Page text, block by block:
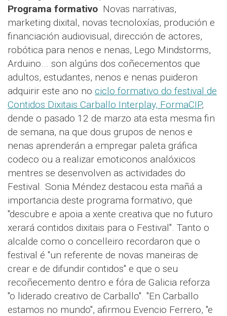
Programa formativo Novas narrativas,
marketing dixital, novas tecnoloxías, produción e
financiación audiovisual, dirección de actores,
robótica para nenos e nenas, Lego Mindstorms,
Arduino... son algúns dos coñecementos que
adultos, estudantes, nenos e nenas puideron
adquirir este ano no ciclo formativo do festival de
Contidos Dixitais Carballo Interplay, FormaCIP,
dende o pasado 12 de marzo ata esta mesma fin
de semana, na que dous grupos de nenos e
nenas aprenderán a empregar paleta gráfica
codeco ou a realizar emoticonos analóxicos
mentres se desenvolven as actividades do
Festival. Sonia Méndez destacou esta mañá a
importancia deste programa formativo, que
"descubre e apoia a xente creativa que no futuro
xerará contidos dixitais para o Festival". Tanto o
alcalde como o concelleiro recordaron que o
festival é "un referente de novas maneiras de
crear e de difundir contidos" e que o seu
recoñecemento dentro e fóra de Galicia reforza
"o liderado creativo de Carballo". "En Carballo
estamos no mundo", afirmou Evencio Ferrero, "e